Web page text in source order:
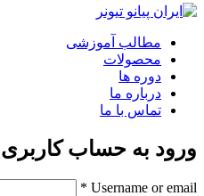
مطالب آموزشی
محصولات
دوره ها
درباره ما
تماس با ما
ورود به حساب کاربری
Username or email
*